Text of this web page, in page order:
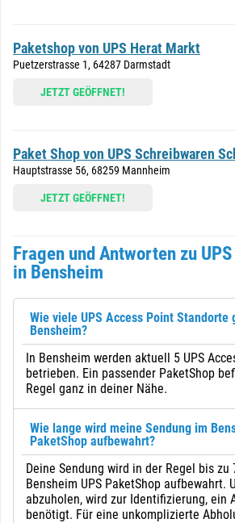
Paketshop von UPS Herat Markt
Puetzerstrasse 1, 64287 Darmstadt
JETZT GEÖFFNET!
Paket Shop von UPS Schreibwaren
Hauptstrasse 56, 68259 Mannheim
JETZT GEÖFFNET!
Fragen und Antworten zu
in Bensheim
Wie viele UPS Access Point Standorte
Bensheim?
In Bensheim werden aktuell 5 UPS
betrieben. Ein passender PaketShop
Regel ganz in deiner Nähe.
Wie lange wird meine Sendung im
PaketShop aufbewahrt?
Deine Sendung wird in der Regel bis zu
Bensheim UPS PaketShop aufbewahrt.
abzuholen, wird zur Identifizierung, ein
benötigt. Für eine unkomplizierte